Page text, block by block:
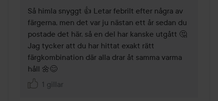
Så himla snyggt 👍 Letar febrilt efter några av
färgerna, men det var ju nästan ett år sedan du
postade det här, så en del har kanske utgått 🤔
Jag tycker att du har hittat exakt rätt
färgkombination där alla drar åt samma varma
håll 🌼😊
1 gillar